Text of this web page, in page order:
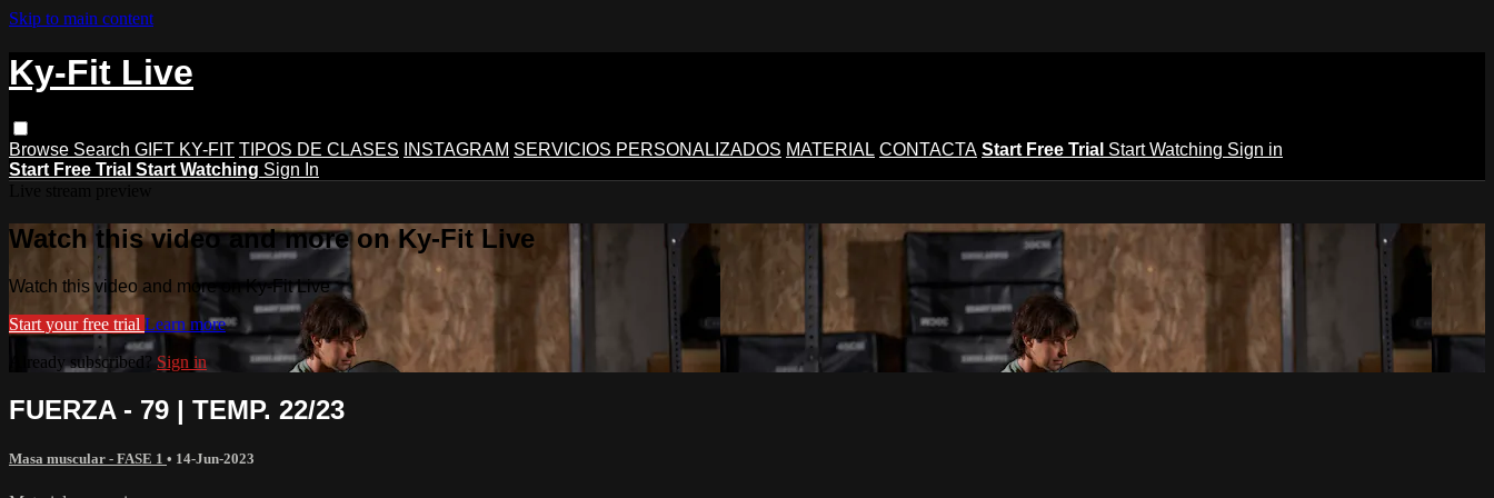
Skip to main content
Ky-Fit Live
Browse Search GIFT KY-FIT TIPOS DE CLASES INSTAGRAM SERVICIOS PERSONALIZADOS MATERIAL CONTACTA Start Free Trial Start Watching Sign in
Start Free Trial Start Watching Sign In
Watch this video and more on Ky-Fit Live
Watch this video and more on Ky-Fit Live
Start your free trial Learn more
Already subscribed? Sign in
FUERZA - 79 | TEMP. 22/23
Masa muscular - FASE 1 • 14-Jun-2023